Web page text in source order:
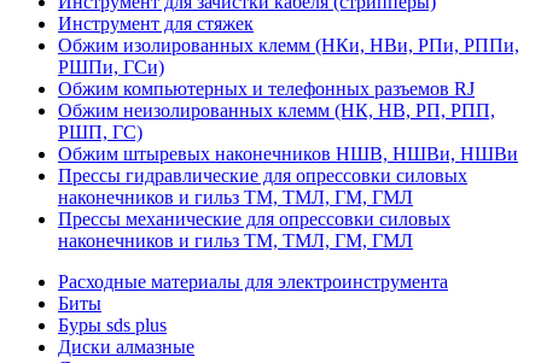
Инструмент для стяжек
Обжим изолированных клемм (НКи, НВи, РПи, РППи,
РШПи, ГСи)
Обжим компьютерных и телефонных разъемов RJ
Обжим неизолированных клемм (НК, НВ, РП, РПП,
РШП, ГС)
Обжим штыревых наконечников НШВ, НШВи, НШВи
Прессы гидравлические для опрессовки силовых
наконечников и гильз ТМ, ТМЛ, ГМ, ГМЛ
Прессы механические для опрессовки силовых
наконечников и гильз ТМ, ТМЛ, ГМ, ГМЛ
Расходные материалы для электроинструмента
Биты
Буры sds plus
Диски алмазные